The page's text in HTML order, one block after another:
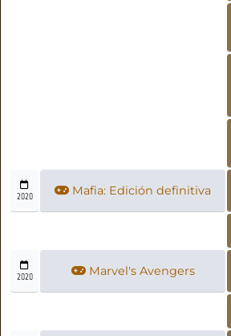
2020 Mafia: Edición definitiva
2020 Marvel's Avengers